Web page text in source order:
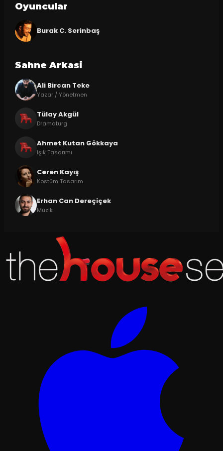
Oyuncular
Burak C. Serinbaş
Sahne Arkasi
Ali Bircan Teke
Yazar / Yönetmen
Tülay Akgül
Dramaturg
Ahmet Kutan Gökkaya
Işık Tasarımı
Ceren Kayış
Kostüm Tasarım
Erhan Can Dereçiçek
Müzik